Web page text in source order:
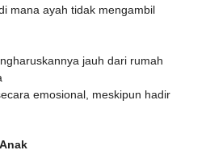
mana ayah tidak mengambil
jauh dari rumah
emosional, meskipun hadir